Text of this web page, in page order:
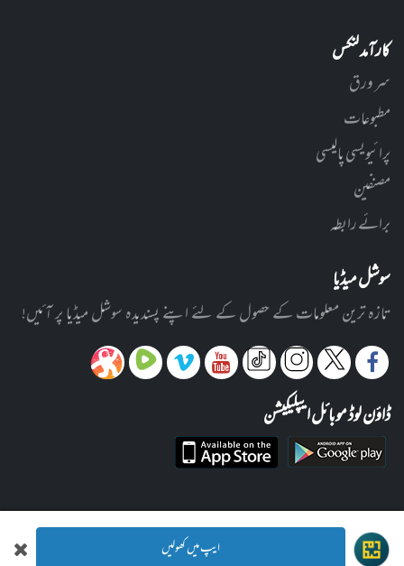
کارآمد لنکس
سر ورق
مطبوعات
پرائیویسی پالیسی
مصنفین
برائے رابطہ
سوشل میڈیا
تازہ ترین معلومات کے حصول کے لئے اپنے پسندیدہ سوشل میڈیا پر آئیں!
ڈاؤن لوڈ موبائل ایپلیکیشن
ایپ میں کھولیں